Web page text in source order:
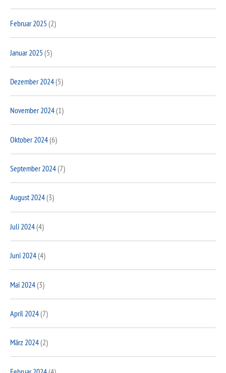
Februar 2025 (2)
Januar 2025 (5)
Dezember 2024(5)
November 2024(1)
Oktober 2024(6)
September 2024(7)
August 2024(3)
Juli 2024(4)
Juni 2024(4)
Mai 2024(3)
April 2024(7)
März 2024(2)